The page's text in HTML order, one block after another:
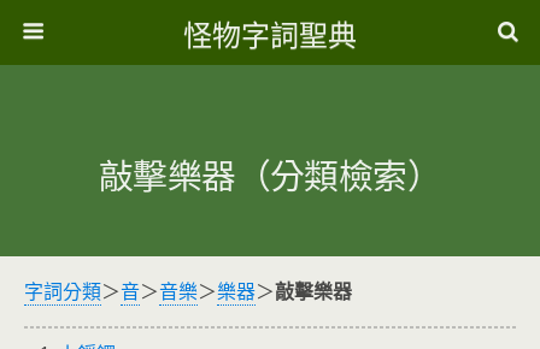
怪物字詞聖典
敲擊樂器（分類檢索）
字詞分類＞音＞音樂＞樂器＞敲擊樂器